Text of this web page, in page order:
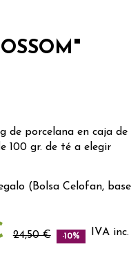
de porcelana en caja de
100 gr. de té a elegir
(Bolsa Celofan, base
24,50 € -10% IVA inc.